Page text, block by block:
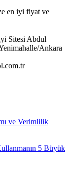
en iyi fiyat ve
Sitesi Abdul
Ankara
ve Verimlilik
5 Büyük